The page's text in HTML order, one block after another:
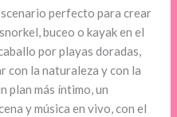
perfecto para crear
buceo o kayak en el
por playas doradas,
con la naturaleza y con la
plan más íntimo, un
y música en vivo, con el